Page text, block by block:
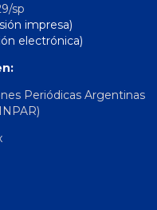
sp
impresa)
electrónica)
Periódicas Argentinas